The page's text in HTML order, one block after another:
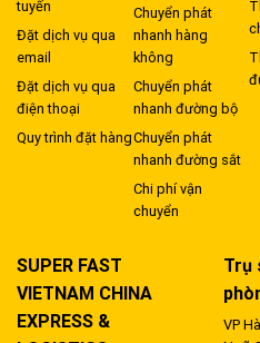
tuyến
Đặt dịch vụ qua
email
Đặt dịch vụ qua
điện thoại
Quy trình đặt hàng
Chuyển phát
nhanh hàng
không
Chuyển phát
nhanh đường bộ
Chuyển phát
nhanh đường sắt
Chi phí vận
chuyển
SUPER FAST
VIETNAM CHINA
EXPRESS &
Trụ
VP